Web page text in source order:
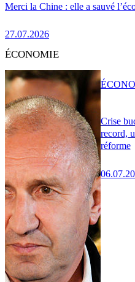
Merci la Chine : elle a sauvé
27.07.2026
ÉCONOMIE
Crise
record,
réforme